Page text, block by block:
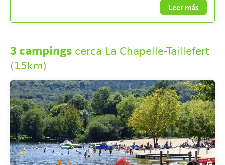
Leer más
3 campings cerca La Chapelle-Taillefert
(15km)